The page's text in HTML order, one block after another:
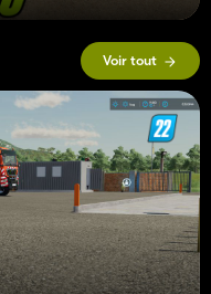
Voir tout